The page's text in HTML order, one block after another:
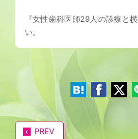
『女性歯科医師29人の診療と
い。
PREV